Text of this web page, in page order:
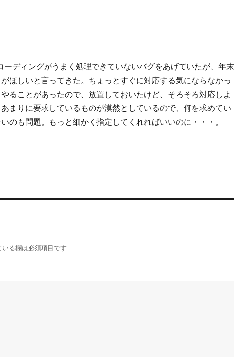
ディングがうまく処理できていないバグをあげていたが、年末
ほしいと言ってきた。ちょっとすぐに対応する気にならなかっ
ることがあったので、放置しておいたけど、そろそろ対応しよ
まりに要求しているものが漠然としているので、何を求めてい
のも問題。もっと細かく指定してくれればいいのに・・・。
いる欄は必須項目です